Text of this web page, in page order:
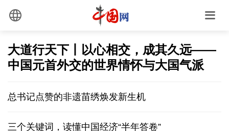
大道行天下丨以心相交，成其久远——
中国元首外交的世界情怀与大国气派
总书记点赞的非遗苗绣焕发新生机
三个关键词，读懂中国经济“半年答卷”